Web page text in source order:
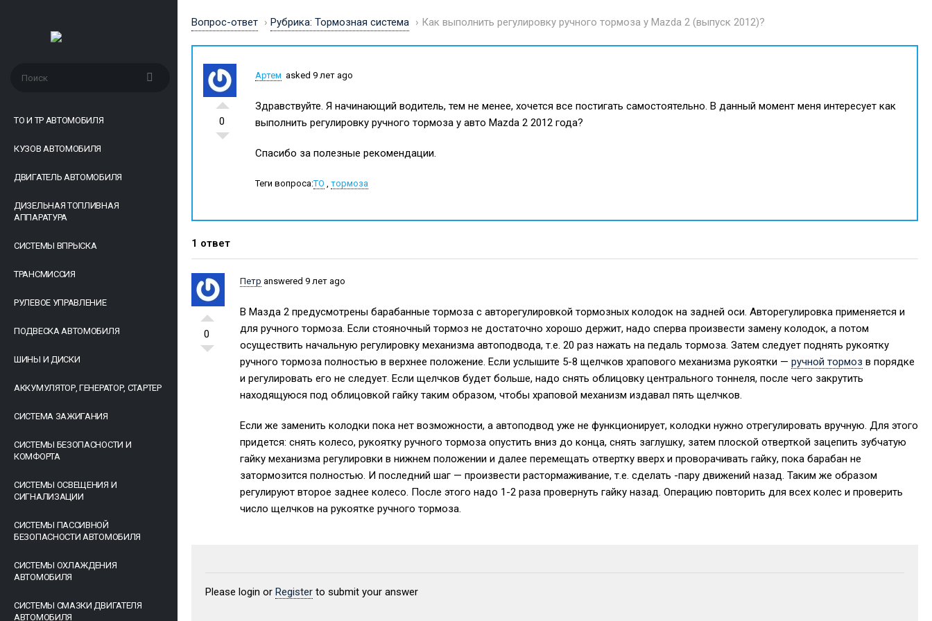
ТО И ТР АВТОМОБИЛЯ
КУЗОВ АВТОМОБИЛЯ
ДВИГАТЕЛЬ АВТОМОБИЛЯ
ДИЗЕЛЬНАЯ ТОПЛИВНАЯ
АППАРАТУРА
СИСТЕМЫ ВПРЫСКА
ТРАНСМИССИЯ
РУЛЕВОЕ УПРАВЛЕНИЕ
ПОДВЕСКА АВТОМОБИЛЯ
ШИНЫ И ДИСКИ
АККУМУЛЯТОР, ГЕНЕРАТОР, СТАРТЕР
СИСТЕМА ЗАЖИГАНИЯ
СИСТЕМЫ БЕЗОПАСНОСТИ И
КОМФОРТА
СИСТЕМЫ ОСВЕЩЕНИЯ И
СИГНАЛИЗАЦИИ
СИСТЕМЫ ПАССИВНОЙ
БЕЗОПАСНОСТИ АВТОМОБИЛЯ
СИСТЕМЫ ОХЛАЖДЕНИЯ
АВТОМОБИЛЯ
СИСТЕМЫ СМАЗКИ ДВИГАТЕЛЯ
АВТОМОБИЛЯ
Вопрос-ответ › Рубрика: Тормозная система › Как выполнить регулировку ручного тормоза у Mazda 2 (выпуск 2012)?
0
Артем asked 9 лет ago
Здравствуйте. Я начинающий водитель, тем не менее, хочется все постигать самостоятельно. В данный момент меня интересует как
выполнить регулировку ручного тормоза у авто Mazda 2 2012 года?
Спасибо за полезные рекомендации.
Теги вопроса:ТО , тормоза
1 ответ
0
Петр answered 9 лет ago
В Мазда 2 предусмотрены барабанные тормоза с авторегулировкой тормозных колодок на задней оси. Авторегулировка применяется и
для ручного тормоза. Если стояночный тормоз не достаточно хорошо держит, надо сперва произвести замену колодок, а потом
осуществить начальную регулировку механизма автоподвода, т.е. 20 раз нажать на педаль тормоза. Затем следует поднять рукоятку
ручного тормоза полностью в верхнее положение. Если услышите 5-8 щелчков храпового механизма рукоятки — ручной тормоз в порядке
и регулировать его не следует. Если щелчков будет больше, надо снять облицовку центрального тоннеля, после чего закрутить
находящуюся под облицовкой гайку таким образом, чтобы храповой механизм издавал пять щелчков.
Если же заменить колодки пока нет возможности, а автоподвод уже не функционирует, колодки нужно отрегулировать вручную. Для этого
придется: снять колесо, рукоятку ручного тормоза опустить вниз до конца, снять заглушку, затем плоской отверткой зацепить зубчатую
гайку механизма регулировки в нижнем положении и далее перемещать отвертку вверх и проворачивать гайку, пока барабан не
затормозится полностью. И последний шаг — произвести растормаживание, т.е. сделать -пару движений назад. Таким же образом
регулируют второе заднее колесо. После этого надо 1-2 раза провернуть гайку назад. Операцию повторить для всех колес и проверить
число щелчков на рукоятке ручного тормоза.
Please login or Register to submit your answer